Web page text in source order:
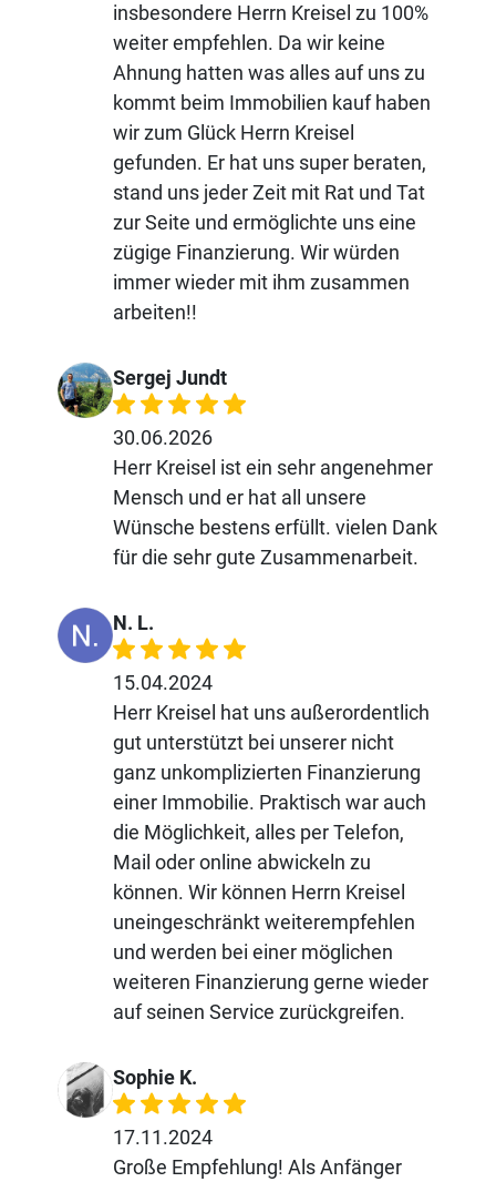
insbesondere Herrn Kreisel zu 100%
weiter empfehlen. Da wir keine
Ahnung hatten was alles auf uns zu
kommt beim Immobilien kauf haben
wir zum Glück Herrn Kreisel
gefunden. Er hat uns super beraten,
stand uns jeder Zeit mit Rat und Tat
zur Seite und ermöglichte uns eine
zügige Finanzierung. Wir würden
immer wieder mit ihm zusammen
arbeiten!!
Sergej Jundt
30.06.2026
Herr Kreisel ist ein sehr angenehmer
Mensch und er hat all unsere
Wünsche bestens erfüllt. vielen Dank
für die sehr gute Zusammenarbeit.
N. L.
15.04.2024
Herr Kreisel hat uns außerordentlich
gut unterstützt bei unserer nicht
ganz unkomplizierten Finanzierung
einer Immobilie. Praktisch war auch
die Möglichkeit, alles per Telefon,
Mail oder online abwickeln zu
können. Wir können Herrn Kreisel
uneingeschränkt weiterempfehlen
und werden bei einer möglichen
weiteren Finanzierung gerne wieder
auf seinen Service zurückgreifen.
Sophie K.
17.11.2024
Große Empfehlung! Als Anfänger